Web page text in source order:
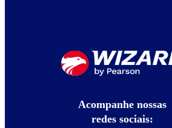
Acompanhe nossas
redes sociais: